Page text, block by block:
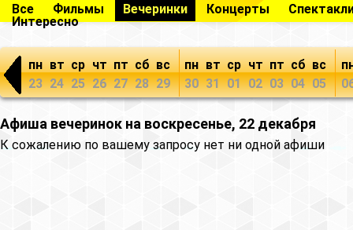
Все Фильмы Вечеринки Концерты
Интересно
пн
23
вт
24
ср
25
чт
26
пт
27
сб
28
вс
29
пн
30
вт
31
ср
01
чт
02
пт
03
сб
04
вс
05
Афиша вечеринок на воскресенье, 22 декабря
К сожалению по вашему запросу нет ни одной афиши